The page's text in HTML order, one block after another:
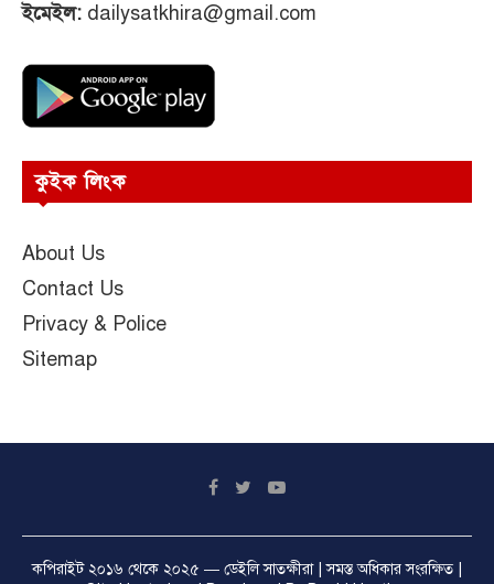
ইমেইল: dailysatkhira@gmail.com
কুইক লিংক
About Us
Contact Us
Privacy & Police
Sitemap
কপিরাইট ২০১৬ থেকে ২০২৫ — ডেইলি সাতক্ষীরা| সমস্ত অধিকার সংরক্ষিত |